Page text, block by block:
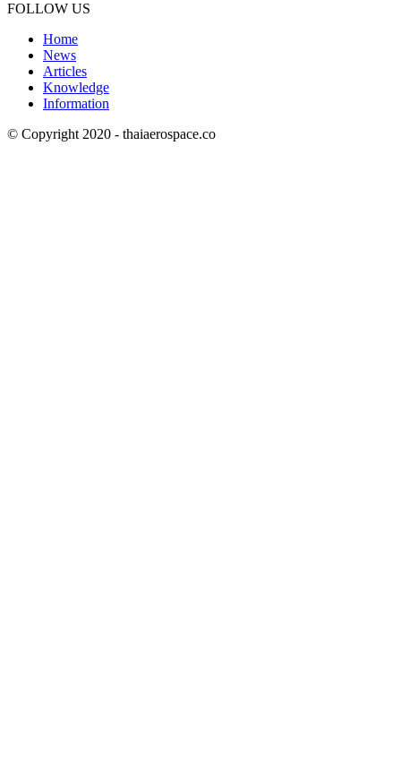
FOLLOW US
Home
News
Articles
Knowledge
Information
© Copyright 2020 - thaiaerospace.co